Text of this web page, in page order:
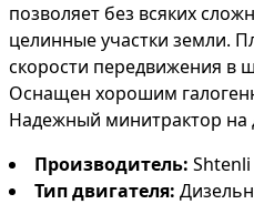
позволяет без всяких
целинные участки земли.
скорости передвижения в
Оснащен хорошим
Надежный минитрактор на
Производитель:
Тип двигателя: